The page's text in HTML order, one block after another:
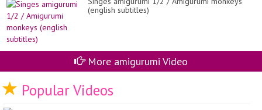
(english subtitles)
More amigurumi Video
Popular Videos